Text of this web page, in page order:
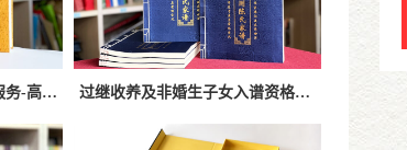
一站式家谱资料收集指导服务-高效完成家谱编修的关键步骤 过继收养及非婚生子女入谱资格怎么认定-家谱编修规范与解决方案